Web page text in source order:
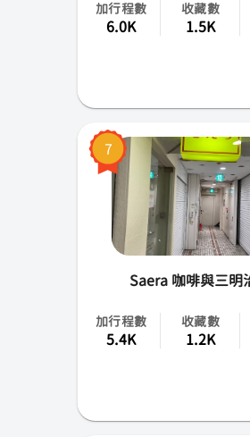
加行程數
6.0K
收藏數
1.5K
7
Saera 咖啡與三明
加行程數
5.4K
收藏數
1.2K